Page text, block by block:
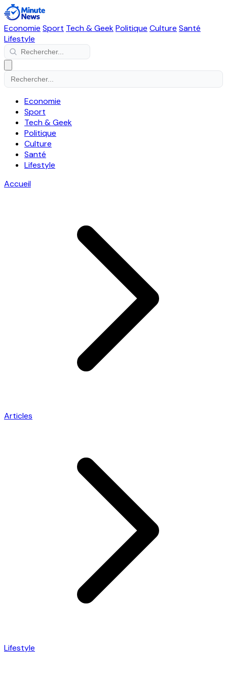
Economie Sport Tech & GeekPolitique Culture Santé
Lifestyle
Economie
Sport
Tech & Geek
Politique
Culture
Santé
Lifestyle
Accueil
Articles
Lifestyle